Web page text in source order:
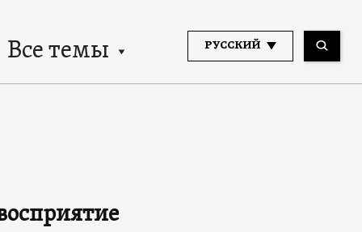
Все темы РУССКИЙ